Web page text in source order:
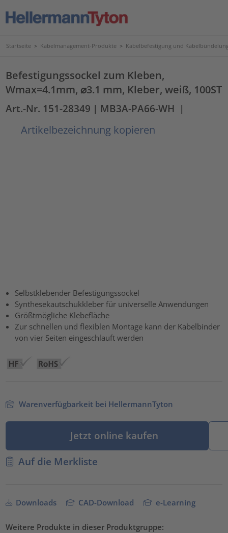
Startseite > Kabelmanagement-Produkte > Kabelbefestigung und
Befestigungssockel zum Kleben,
Wmax=4.1mm, ⌀3.1 mm, Kleber, weiß, 100ST
Art.-Nr. 151-28349 | MB3A-PA66-WH |
Artikelbezeichnung kopieren
Selbstklebender Befestigungssockel
Synthesekautschukkleber für universelle Anwendungen
Größtmögliche Klebefläche
Zur schnellen und flexiblen Montage kann der Kabelbinder
von vier Seiten eingeschlauft werden
Warenverfügbarkeit bei HellermannTyton
Jetzt online kaufen
Auf die Merkliste
Downloads CAD-Download e-Learning
Weitere Produkte in dieser Produktgruppe: